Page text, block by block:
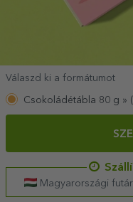
Válaszd ki a formátumot
Csokoládétábla 80 g » (
Magyarországi